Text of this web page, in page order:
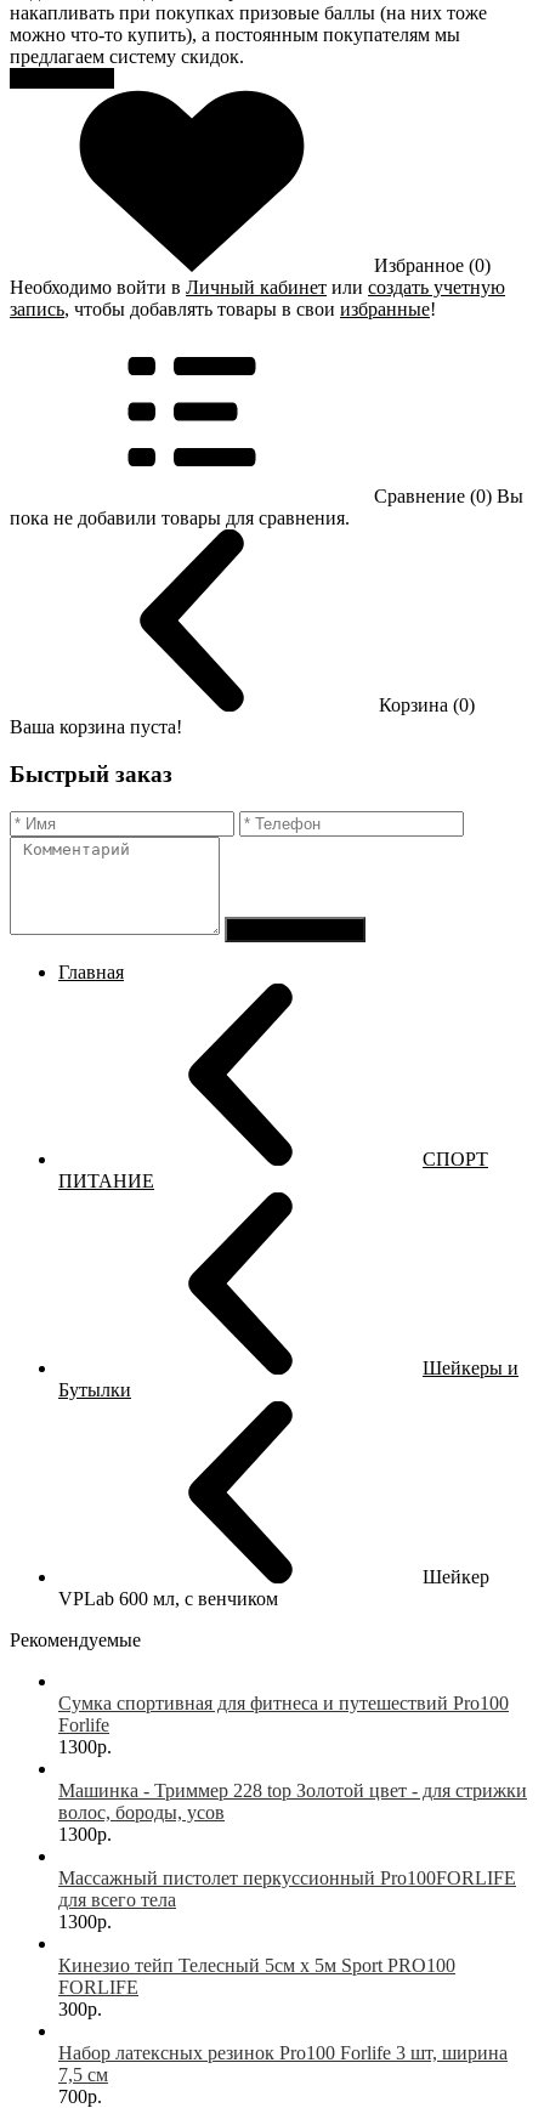
накапливать при покупках призовые баллы (на них тоже
можно что-то купить), а постоянным покупателям мы
предлагаем систему скидок.
Избранное (0)
Необходимо войти в Личный кабинет или создать учетную
запись, чтобы добавлять товары в свои избранные!
Сравнение (0) Вы
пока не добавили товары для сравнения.
Корзина (0)
Ваша корзина пуста!
Быстрый заказ
Главная
СПОРТ
ПИТАНИЕ
Шейкеры и
Бутылки
Шейкер
VPLab 600 мл, с венчиком
Рекомендуемые
Сумка спортивная для фитнеса и путешествий Pro100
Forlife
1300р.
Машинка - Триммер 228 top Золотой цвет - для стрижки
волос, бороды, усов
1300р.
Массажный пистолет перкуссионный Pro100FORLIFE
для всего тела
1300р.
Кинезио тейп Телесный 5см х 5м Sport PRO100
FORLIFE
300р.
Набор латексных резинок Pro100 Forlife 3 шт, ширина
7,5 см
700р.